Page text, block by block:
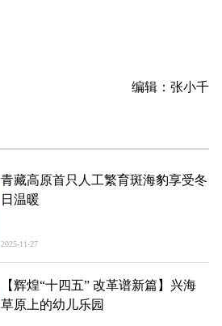
编辑：张小千
青藏高原首只人工繁育斑海豹享受冬
日温暖
2025-11-27
【辉煌“十四五” 改革谱新篇】兴海
草原上的幼儿乐园